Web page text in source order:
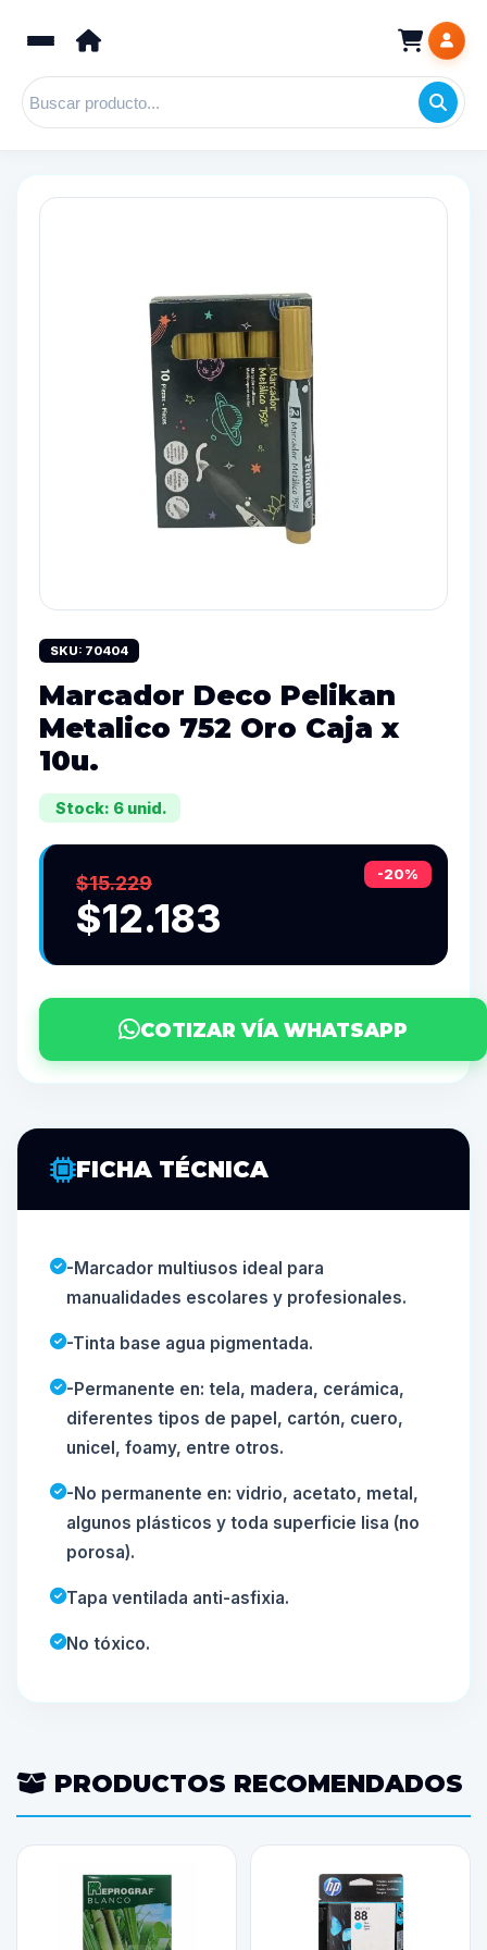
SKU: 70404
Marcador Deco Pelikan
Metalico 752 Oro Caja x
10u.
Stock: 6 unid.
-20%
$15.229
$12.183
COTIZAR VÍA WHATSAPP
FICHA TÉCNICA
-Marcador multiusos ideal para
manualidades escolares y profesionales.
-Tinta base agua pigmentada.
-Permanente en: tela, madera, cerámica,
diferentes tipos de papel, cartón, cuero,
unicel, foamy, entre otros.
-No permanente en: vidrio, acetato, metal,
algunos plásticos y toda superficie lisa (no
porosa).
Tapa ventilada anti-asfixia.
No tóxico.
PRODUCTOS RECOMENDADOS